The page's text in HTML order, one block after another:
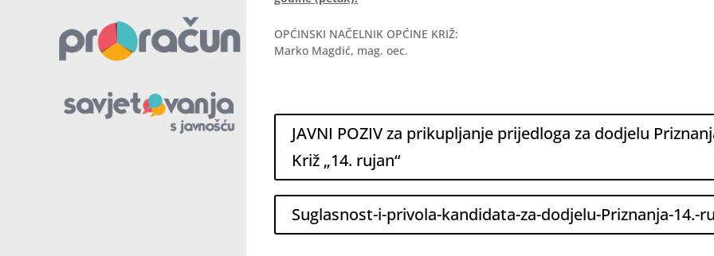
OPĆINSKI NAČELNIK OPĆINE KRIŽ:
Marko Magdić, mag. oec.
JAVNI POZIV za prikupljanje prijedloga za dodjelu
Križ „14. rujan“
Suglasnost-i-privola-kandidata-za-dodjelu-Priznanja-14.-